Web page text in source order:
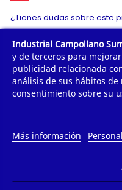
¿Tienes dudas sobre este
Envíanos tu
¿QUIÉNES SOMOS?
Industrial Campollano
y de terceros para
publicidad relacionada
análisis de sus hábitos de
consentimiento sobre su
Más información